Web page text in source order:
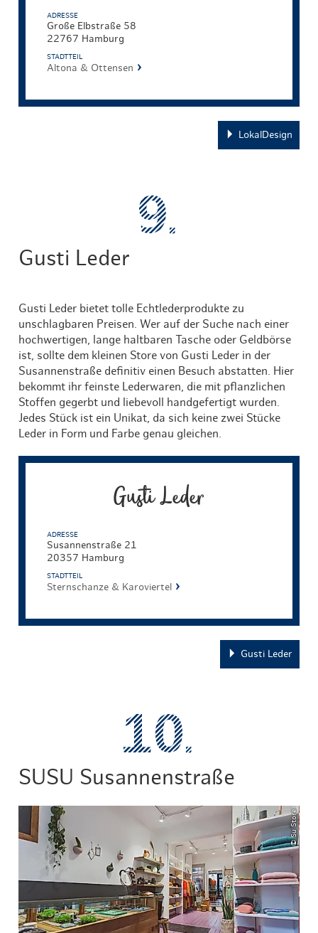
ADRESSE
Große Elbstraße 58
22767 Hamburg
STADTTEIL
Altona & Ottensen
LokalDesign
Gusti Leder
Gusti Leder bietet tolle Echtlederprodukte zu
unschlagbaren Preisen. Wer auf der Suche nach einer
hochwertigen, lange haltbaren Tasche oder Geldbörse
ist, sollte dem kleinen Store von Gusti Leder in der
Susannenstraße definitiv einen Besuch abstatten. Hier
bekommt ihr feinste Lederwaren, die mit pflanzlichen
Stoffen gegerbt und liebevoll handgefertigt wurden.
Jedes Stück ist ein Unikat, da sich keine zwei Stücke
Leder in Form und Farbe genau gleichen.
Gusti Leder
ADRESSE
Susannenstraße 21
20357 Hamburg
STADTTEIL
Sternschanze & Karoviertel
Gusti Leder
SUSU Susannenstraße
© Su Store